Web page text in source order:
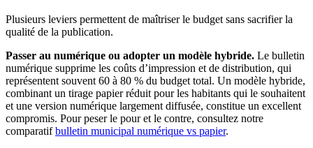
Plusieurs leviers permettent de maîtriser le budget sans sacrifier la
qualité de la publication.
Passer au numérique ou adopter un modèle hybride. Le bulletin
numérique supprime les coûts d’impression et de distribution, qui
représentent souvent 60 à 80 % du budget total. Un modèle hybride,
combinant un tirage papier réduit pour les habitants qui le souhaitent
et une version numérique largement diffusée, constitue un excellent
compromis. Pour peser le pour et le contre, consultez notre
comparatifbulletin municipal numérique vs papier.